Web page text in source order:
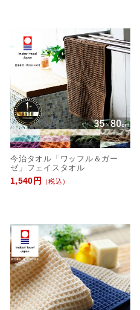
今治タオル「ワッフル＆ガー
ゼ」フェイスタオル
1,540円
（税込）